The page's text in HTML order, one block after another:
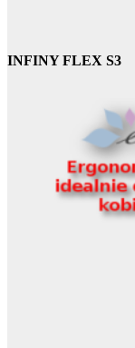
INFINY FLEX S3